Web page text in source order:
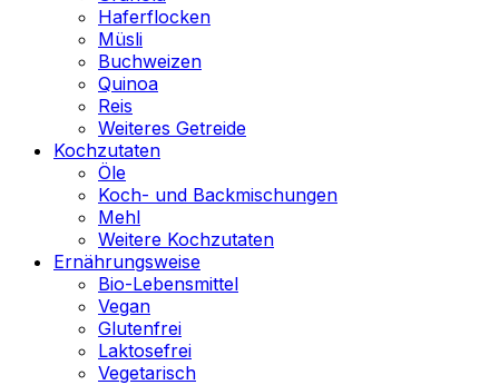
Haferflocken
Müsli
Buchweizen
Quinoa
Reis
Weiteres Getreide
Kochzutaten
Öle
Koch- und Backmischungen
Mehl
Weitere Kochzutaten
Ernährungsweise
Bio-Lebensmittel
Vegan
Glutenfrei
Laktosefrei
Vegetarisch